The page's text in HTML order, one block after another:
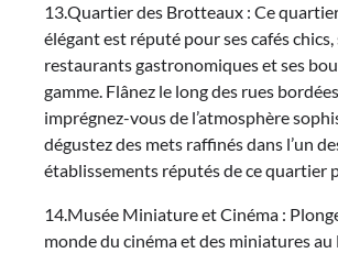
13.Quartier des Brotteaux : Ce
élégant est réputé pour ses cafés chics,
restaurants gastronomiques et ses
gamme. Flânez le long des rues
imprégnez-vous de l’atmosphère
dégustez des mets raffinés dans l’un
établissements réputés de ce quartier
14.Musée Miniature et Cinéma :
monde du cinéma et des miniatures au